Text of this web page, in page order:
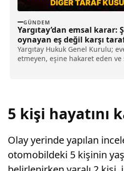
GÜNDEM
Yargıtay’dan emsal karar:
oynayan eş değil karşı
kusurlu sayıldı
Yargıtay Hukuk Genel Kurulu;
etmeyen, eşine hakaret eden ve
5 kişi hayatını
Olay yerinde yapılan
otomobildeki 5 kişinin